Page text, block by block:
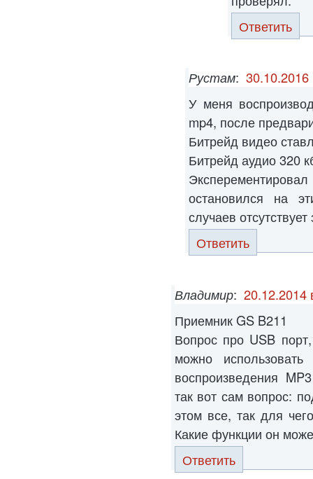
Ответить
Рустам: 30.10.2016
У меня
mp4, после
Битрейд видео
Битрейд аудио 320
остановился на
случаев отсутствует
Ответить
Владимир: 20.12.2014
Приемник GS B211
Вопрос про USB
можно
воспроизведения
так вот сам вопрос:
этом все, так для
Какие функции он
Ответить